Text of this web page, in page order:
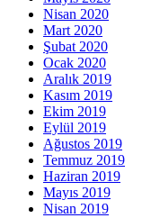
Nisan 2020
Mart 2020
Şubat 2020
Ocak 2020
Aralık 2019
Kasım 2019
Ekim 2019
Eylül 2019
Ağustos 2019
Temmuz 2019
Haziran 2019
Mayıs 2019
Nisan 2019